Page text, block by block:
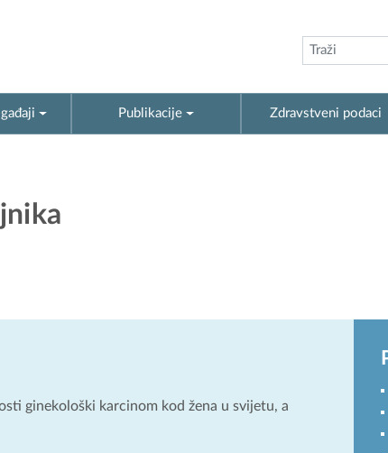
Publikacije Zdravstveni podaci
ginekološki karcinom kod žena u svijetu, a